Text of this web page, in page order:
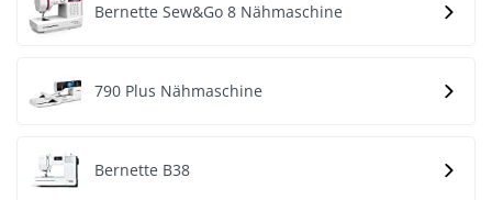
Bernette Sew&Go 8 Nähmaschine
790 Plus Nähmaschine
Bernette B38